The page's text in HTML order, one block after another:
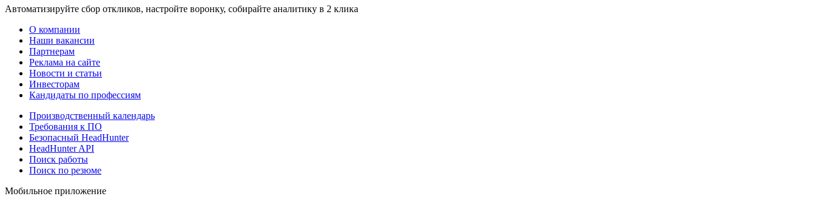
Автоматизируйте сбор откликов, настройте воронку, собирайте аналитику в 2 клика
О компании
Наши вакансии
Партнерам
Реклама на сайте
Новости и статьи
Инвесторам
Кандидаты по профессиям
Производственный календарь
Требования к ПО
Безопасный HeadHunter
HeadHunter API
Поиск работы
Поиск по резюме
Мобильное приложение